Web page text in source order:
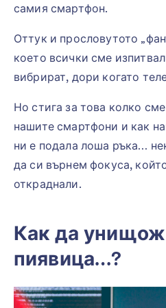
самия смартфон.
Оттук и прословутото
което всички сме
вибрират, дори когато
Но стига за това колко
нашите смартфони и как
ни е подала лоша ръка…
да си върнем фокуса,
откраднали.
Как да
пиявица…?